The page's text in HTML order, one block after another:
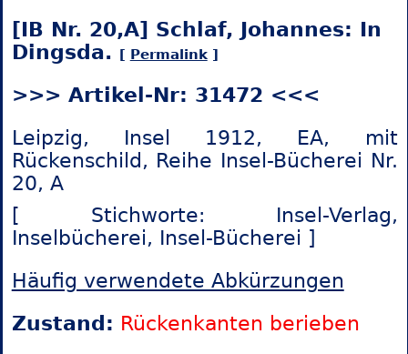
[IB Nr. 20,A] Schlaf, Johannes: In
Dingsda. [ Permalink]
>>> Artikel-Nr: 31472 <<<
Leipzig, Insel 1912, EA, mit
Rückenschild, Reihe Insel-Bücherei Nr.
20, A
[ Stichworte: Insel-Verlag,
Inselbücherei, Insel-Bücherei ]
Häufig verwendete Abkürzungen
Zustand: Rückenkanten berieben